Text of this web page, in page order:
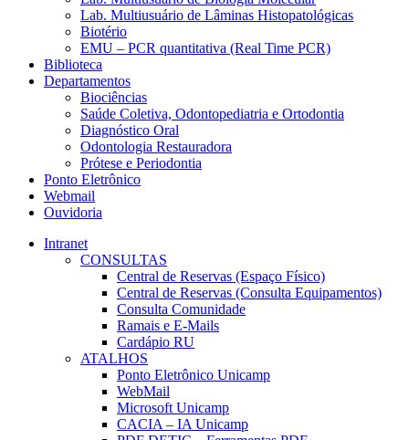
Lab. Multiusuário de Lâminas Histopatológicas
Biotério
EMU – PCR quantitativa (Real Time PCR)
Biblioteca
Departamentos
Biociências
Saúde Coletiva, Odontopediatria e Ortodontia
Diagnóstico Oral
Odontologia Restauradora
Prótese e Periodontia
Ponto Eletrônico
Webmail
Ouvidoria
Intranet
CONSULTAS
Central de Reservas (Espaço Físico)
Central de Reservas (Consulta Equipamentos)
Consulta Comunidade
Ramais e E-Mails
Cardápio RU
ATALHOS
Ponto Eletrônico Unicamp
WebMail
Microsoft Unicamp
CACIA – IA Unicamp